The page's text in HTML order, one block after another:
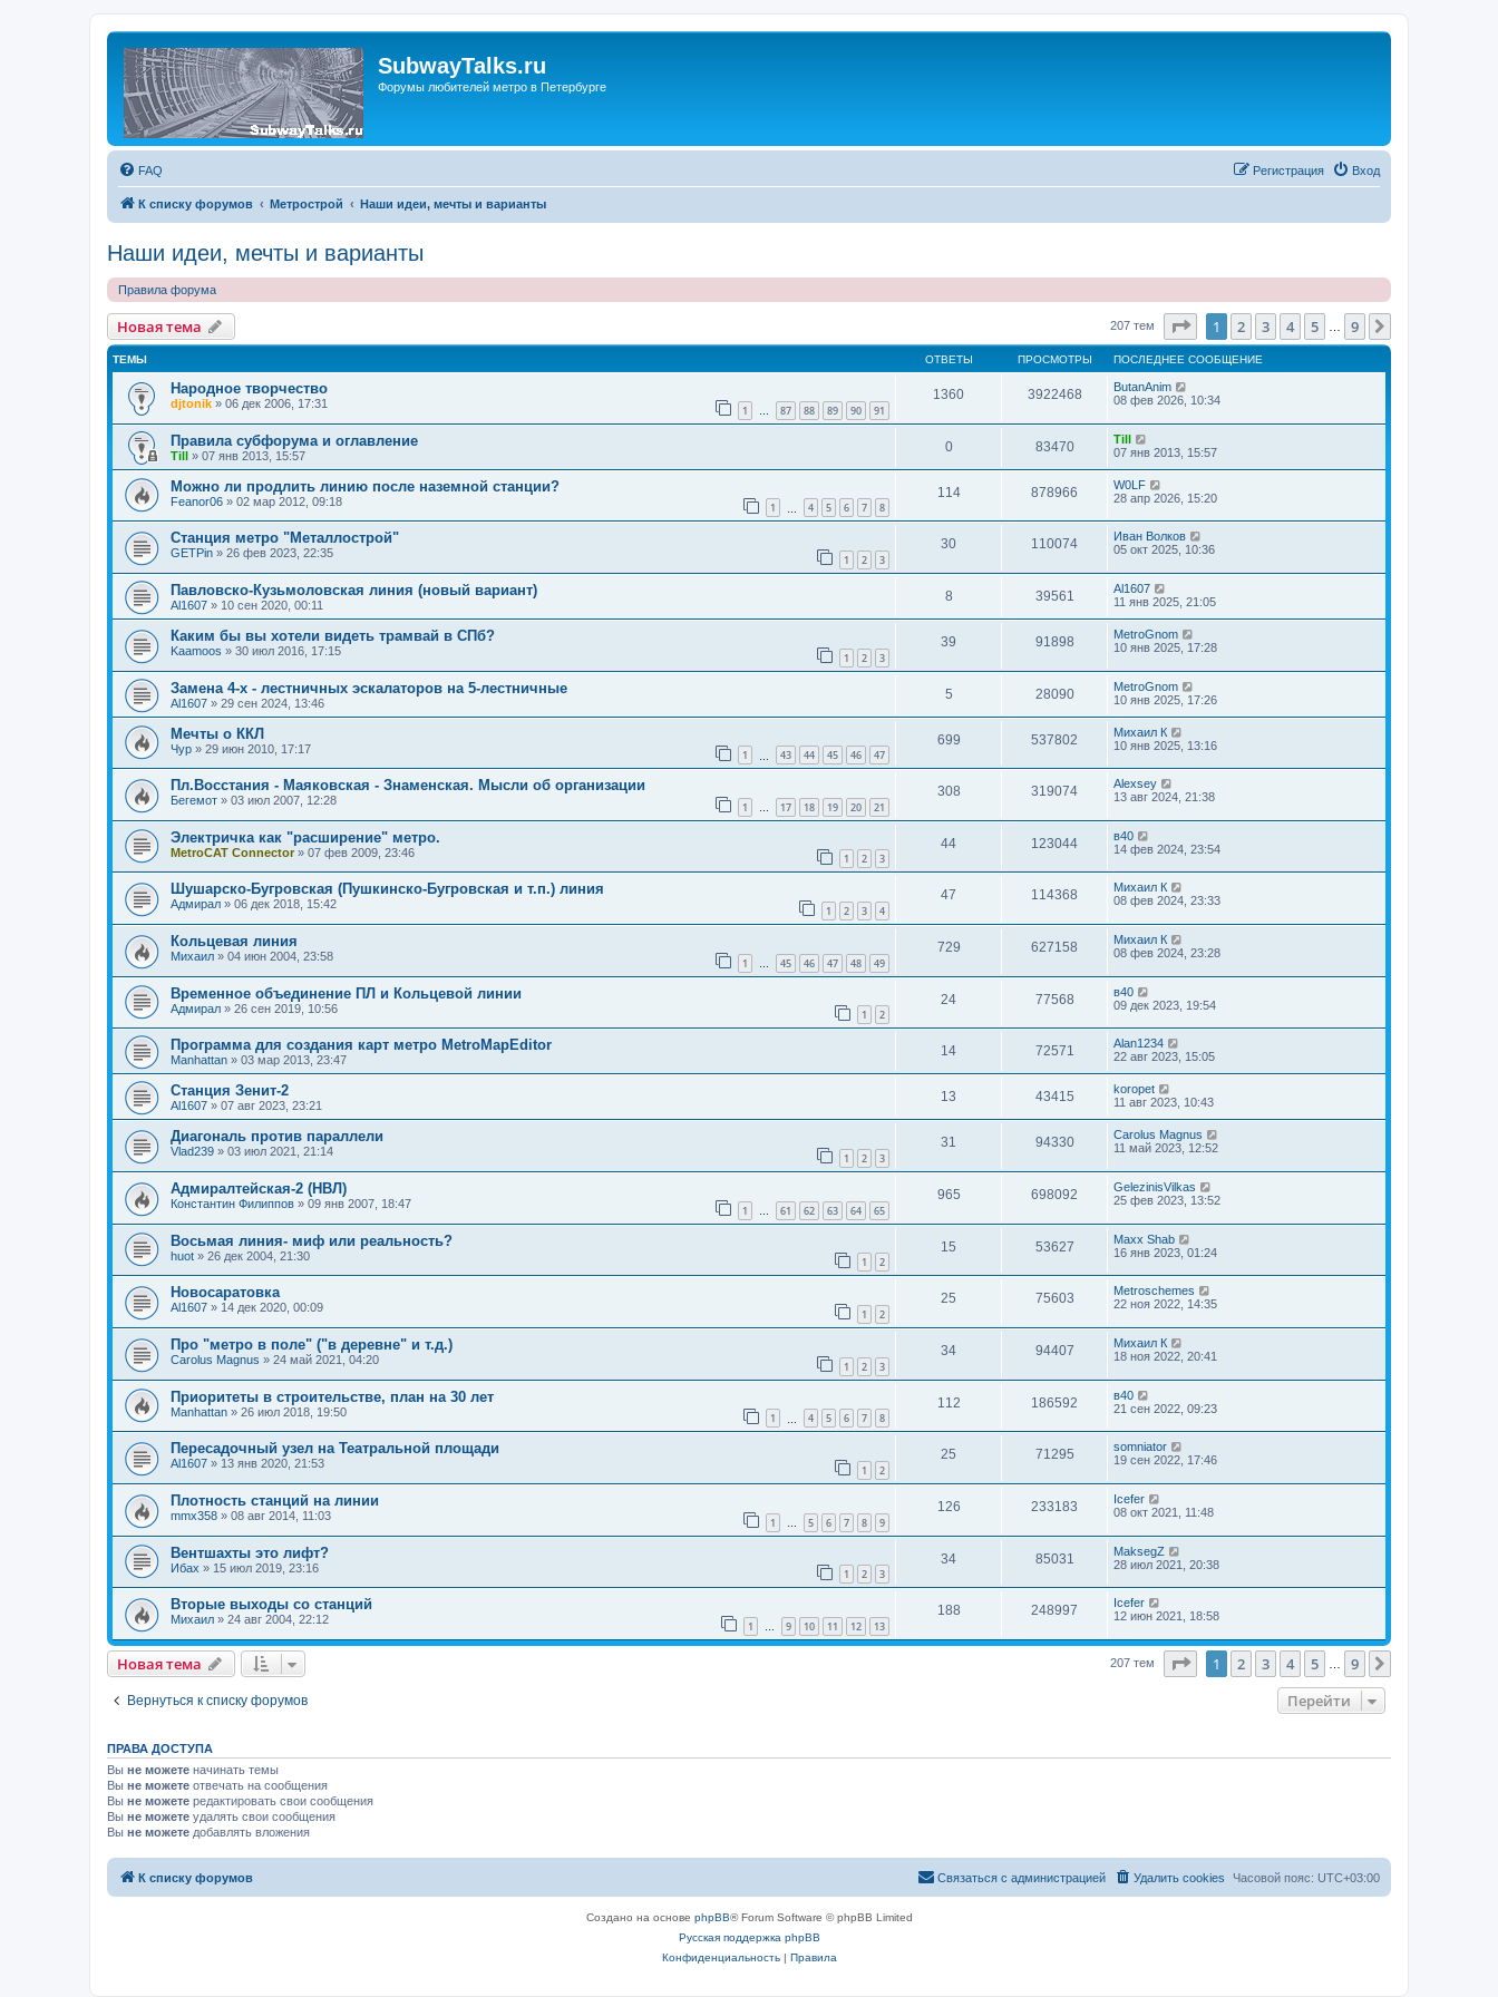
SubwayTalks.ru
Форумы любителей метро в Петербурге
FAQ Вход
Регистрация
К списку форумов Метрострой Наши идеи, мечты и варианты
Наши идеи, мечты и варианты
Правила форума
Новая тема 207 тем Страница1 из
1 2 3 4 5 9
ТЕМЫ ОТВЕТЫ ПРОСМОТРЫ ПОСЛЕДНЕЕ СООБЩЕНИЕ
Народное творчество
djtonik » 06 дек 2006, 17:31 1 … 87 88 89 90 91
1360 3922468
ButanAnim
08 фев 2026, 10:34
Правила субфорума и оглавление
Till » 07 янв 2013, 15:57
0 83470
Till
07 янв 2013, 15:57
Можно ли продлить линию после наземной станции?
Feanor06 » 02 мар 2012, 09:18 1 4 5 6 7 8
114 878966
W0LF
28 апр 2026, 15:20
Станция метро "Металлострой"
GETPin » 26 фев 2023, 22:35 1 2 3
30 110074
Иван Волков
05 окт 2025, 10:36
Павловско-Кузьмоловская линия (новый вариант)
Al1607 » 10 сен 2020, 00:11
8 39561
Al1607
11 янв 2025, 21:05
Каким бы вы хотели видеть трамвай в СПб?
Kaamoos » 30 июл 2016, 17:15 1 2 3
39 91898
MetroGnom
10 янв 2025, 17:28
Замена 4-х - лестничных эскалаторов на 5-лестничные
Al1607 » 29 сен 2024, 13:46
5 28090
MetroGnom
10 янв 2025, 17:26
Мечты о ККЛ
Чур » 29 июн 2010, 17:17 1 43 44 45 46 47
699 537802
Михаил К
10 янв 2025, 13:16
Пл.Восстания - Маяковская - Знаменская. Мысли об организации
Бегемот » 03 июл 2007, 12:28 1 … 17 18 19 20 21
308 319074
Alexsey
13 авг 2024, 21:38
Электричка как "расширение" метро.
MetroCAT Connector» 07 фев 2009, 23:46 1 2 3
44 123044
в40
14 фев 2024, 23:54
Шушарско-Бугровская (Пушкинско-Бугровская и т.п.) линия
Адмирал » 06 дек 2018, 15:42 1 2 3 4
47 114368
Михаил К
08 фев 2024, 23:33
Кольцевая линия
Михаил » 04 июн 2004, 23:58 1 … 45 46 47 48 49
729 627158
Михаил К
08 фев 2024, 23:28
Временное объединение ПЛ и Кольцевой линии
Адмирал » 26 сен 2019, 10:56 1 2
24 77568
в40
09 дек 2023, 19:54
Программа для создания карт метро MetroMapEditor
Manhattan » 03 мар 2013, 23:47
14 72571
Alan1234
22 авг 2023, 15:05
Станция Зенит-2
Al1607 » 07 авг 2023, 23:21
13 43415
koropet
11 авг 2023, 10:43
Диагональ против параллели
Vlad239 » 03 июл 2021, 21:14 1 2 3
31 94330
Carolus Magnus
11 май 2023, 12:52
Адмиралтейская-2 (НВЛ)
Константин Филиппов » 09 янв 2007, 18:47 1 … 61 62 63 64 65
965 698092
GelezinisVilkas
25 фев 2023, 13:52
Восьмая линия- миф или реальность?
huot » 26 дек 2004, 21:30 1 2
15 53627
Maxx Shab
16 янв 2023, 01:24
Новосаратовка
Al1607 » 14 дек 2020, 00:09 1 2
25 75603
Metroschemes
22 ноя 2022, 14:35
Про "метро в поле" ("в деревне" и т.д.)
Carolus Magnus » 24 май 2021, 04:20 1 2 3
34 94407
Михаил К
18 ноя 2022, 20:41
Приоритеты в строительстве, план на 30 лет
Manhattan » 26 июл 2018, 19:50 1 4 5 6 7 8
112 186592
в40
21 сен 2022, 09:23
Пересадочный узел на Театральной площади
Al1607 » 13 янв 2020, 21:53 1 2
25 71295
somniator
19 сен 2022, 17:46
Плотность станций на линии
mmx358 » 08 авг 2014, 11:03 1 5 6 7 8 9
126 233183
Icefer
08 окт 2021, 11:48
Вентшахты это лифт?
Ибах » 15 июл 2019, 23:16 1 2 3
34 85031
MaksegZ
28 июл 2021, 20:38
Вторые выходы со станций
Михаил » 24 авг 2004, 22:12 1 … 9 10 11 12 13
188 248997
Icefer
12 июн 2021, 18:58
Новая тема 207 тем Страница1 из
1 2 3 4 5 9
Вернуться к списку форумов Перейти
ПРАВА ДОСТУПА
Вы не можете начинать темы
Вы не можете отвечать на сообщения
Вы не можете редактировать свои сообщения
Вы не можете удалять свои сообщения
Вы не можете добавлять вложения
К списку форумов Часовой пояс: UTC+03:00
Удалить cookies
Связаться с администрацией
Создано на основе phpBB® Forum Software © phpBB Limited
Русская поддержка phpBB
Конфиденциальность| Правила